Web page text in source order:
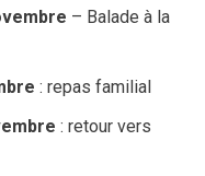
– Balade à la
: repas familial
: retour vers